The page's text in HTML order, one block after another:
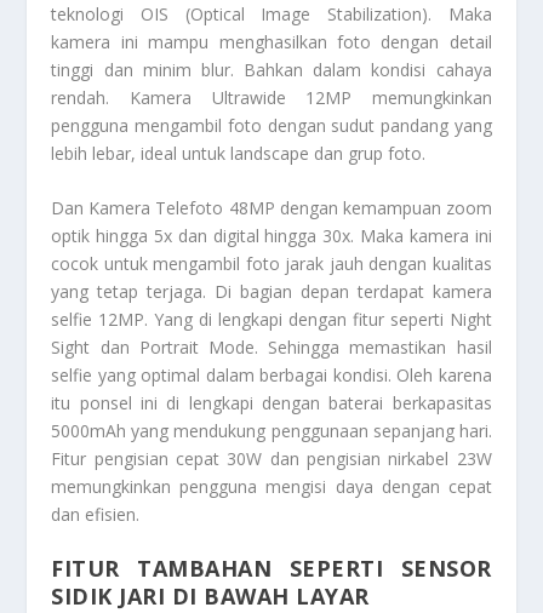
teknologi OIS (Optical Image Stabilization). Maka
kamera ini mampu menghasilkan foto dengan detail
tinggi dan minim blur. Bahkan dalam kondisi cahaya
rendah. Kamera Ultrawide 12MP memungkinkan
pengguna mengambil foto dengan sudut pandang yang
lebih lebar, ideal untuk landscape dan grup foto.
Dan Kamera Telefoto 48MP dengan kemampuan zoom
optik hingga 5x dan digital hingga 30x. Maka kamera ini
cocok untuk mengambil foto jarak jauh dengan kualitas
yang tetap terjaga. Di bagian depan terdapat kamera
selfie 12MP. Yang di lengkapi dengan fitur seperti Night
Sight dan Portrait Mode. Sehingga memastikan hasil
selfie yang optimal dalam berbagai kondisi. Oleh karena
itu ponsel ini di lengkapi dengan baterai berkapasitas
5000mAh yang mendukung penggunaan sepanjang hari.
Fitur pengisian cepat 30W dan pengisian nirkabel 23W
memungkinkan pengguna mengisi daya dengan cepat
dan efisien.
FITUR TAMBAHAN SEPERTI SENSOR
SIDIK JARI DI BAWAH LAYAR